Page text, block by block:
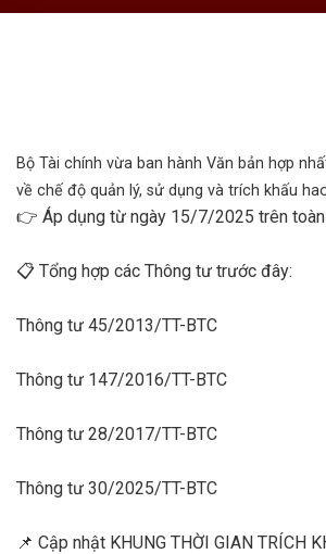
Bộ Tài chính vừa ban hành Văn bản hợp
về chế độ quản lý, sử dụng và trích khấu
👉 Áp dụng từ ngày 15/7/2025 trên toàn
📋 Tổng hợp các Thông tư trước đây:
Thông tư 45/2013/TT-BTC
Thông tư 147/2016/TT-BTC
Thông tư 28/2017/TT-BTC
Thông tư 30/2025/TT-BTC
📌 Cập nhật KHUNG THỜI GIAN TRÍCH